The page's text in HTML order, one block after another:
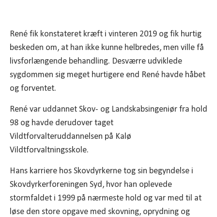
René fik konstateret kræft i vinteren 2019 og fik hurtig
beskeden om, at han ikke kunne helbredes, men ville få
livsforlængende behandling. Desværre udviklede
sygdommen sig meget hurtigere end René havde håbet
og forventet.
René var uddannet Skov- og Landskabsingeniør fra hold
98 og havde derudover taget
Vildtforvalteruddannelsen på Kalø
Vildtforvaltningsskole.
Hans karriere hos Skovdyrkerne tog sin begyndelse i
Skovdyrkerforeningen Syd, hvor han oplevede
stormfaldet i 1999 på nærmeste hold og var med til at
løse den store opgave med skovning, oprydning og